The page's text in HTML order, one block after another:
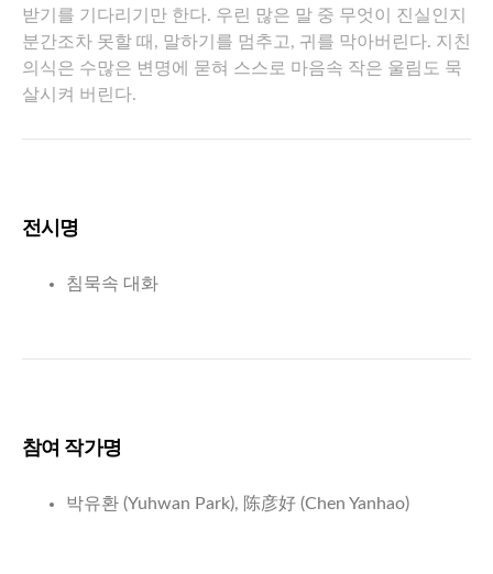
받기를 기다리기만 한다. 우린 많은 말 중 무엇이 진실인지
분간조차 못할 때, 말하기를 멈추고, 귀를 막아버린다. 지친
의식은 수많은 변명에 묻혀 스스로 마음속 작은 울림도 묵
살시켜 버린다.
전시명
침묵속 대화
참여 작가명
박유환 (Yuhwan Park), 陈彦好 (Chen Yanhao)